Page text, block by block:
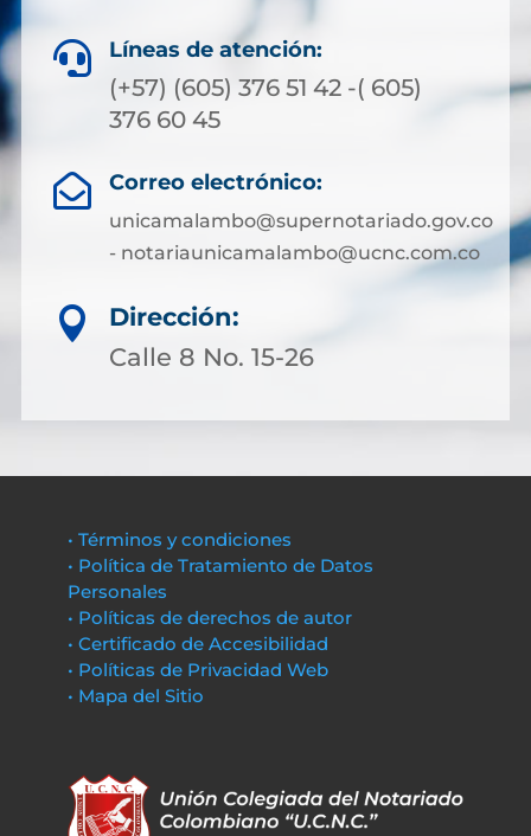
 Líneas de atención:
(+57) (605) 376 51 42 -( 605)
376 60 45
 Correo electrónico:
unicamalambo@supernotariado.gov.co
- notariaunicamalambo@ucnc.com.co

Dirección:
Calle 8 No. 15-26
• Términos y condiciones
• Política de Tratamiento de Datos
Personales
• Políticas de derechos de autor
• Certificado de Accesibilidad
• Políticas de Privacidad Web
• Mapa del Sitio